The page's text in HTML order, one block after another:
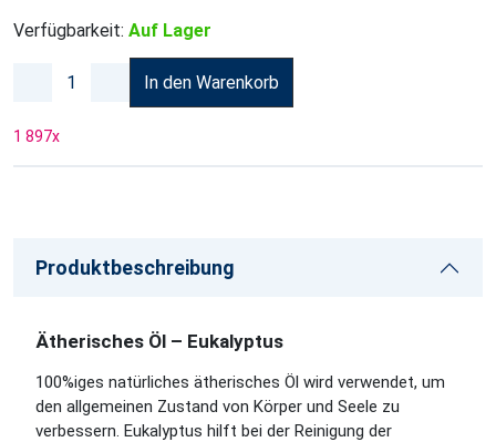
Verfügbarkeit: Auf Lager
In den Warenkorb
1 897x
Produktbeschreibung
Ätherisches Öl – Eukalyptus
100%iges natürliches ätherisches Öl wird verwendet, um
den allgemeinen Zustand von Körper und Seele zu
verbessern. Eukalyptus hilft bei der Reinigung der